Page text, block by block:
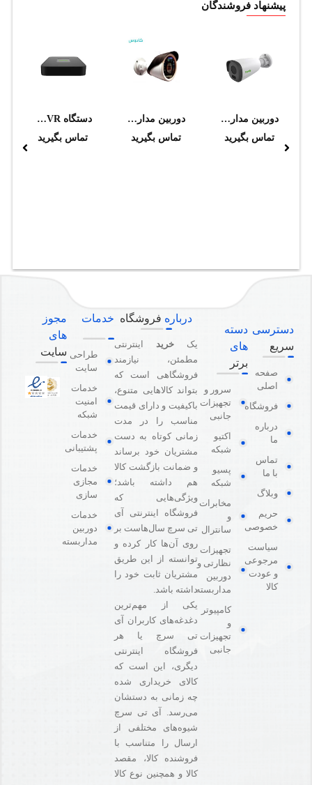
پیشنهاد فروشندگان
دوربین مداربسته تحت شبکه تیاندی مدل TC-C32GN I5/E/Y/C/2.8mm/V4.1
تماس بگیرید
دوربین مداربسته بولت 2 مگاپیکسل مدل CBM238536-K2012A
تماس بگیرید
دستگاه NVR تحت شبکه تیاندی مدل TC-R3105 I/B/L/S/Eu
تماس بگیرید
دسترسی
سریع
صفحه
اصلی
فروشگاه
درباره
ما
تماس
با ما
وبلاگ
حریم
خصوصی
سیاست
مرجوعی
و عودت
کالا
دسته
های
برتر
سرور و
تجهیزات
جانبی
اکتیو
شبکه
پسیو
شبکه
مخابرات
و
سانترال
تجهیزات
نظارتی و
دوربین
مداربسته
کامپیوتر
و
تجهیزات
جانبی
درباره فروشگاه
یک خرید اینترنتی
مطمئن، نیازمند
فروشگاهی است که
بتواند کالاهایی متنوع،
باکیفیت و دارای قیمت
مناسب را در مدت
زمانی کوتاه به دست
مشتریان خود برساند
و ضمانت بازگشت کالا
هم داشته باشد؛
ویژگی‌هایی که
فروشگاه اینترنتی آی
تی سرچ سال‌هاست بر
روی آن‌ها کار کرده و
توانسته از این طریق
مشتریان ثابت خود را
داشته باشد.
یکی از مهم‌ترین
دغدغه‌های کاربران آی
تی سرچ یا هر
فروشگاه‌ اینترنتی
دیگری، این است که
کالای خریداری شده
چه زمانی به دستشان
می‌رسد. آی تی سرچ
شیوه‌های مختلفی از
ارسال را متناسب با
فروشنده کالا،‌ مقصد
کالا و همچنین نوع کالا
خدمات
طراحی
سایت
خدمات
امنیت
شبکه
خدمات
پشتیبانی
خدمات
مجازی
سازی
خدمات
دوربین
مداربسته
مجوز
های
سایت